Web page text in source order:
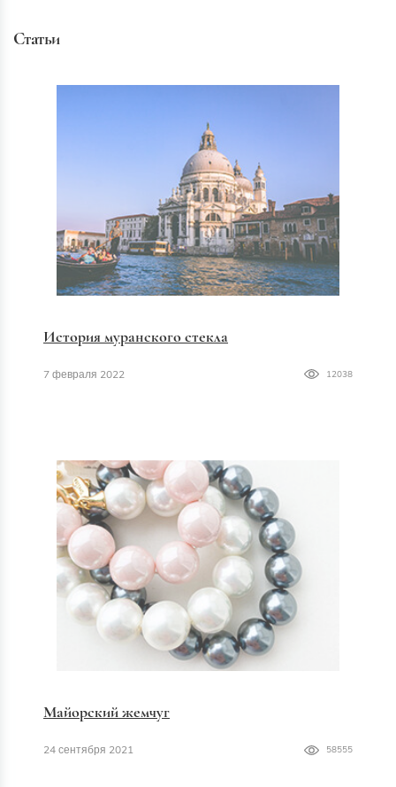
Статьи
История муранского стекла
7 февраля 2022 12038
Майорский жемчуг
24 сентября 2021 58555